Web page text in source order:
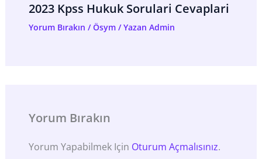
2023 Kpss Hukuk Sorulari Cevaplari
Yorum Bırakın /Ösym/ Yazan Admin
Yorum Bırakın
Yorum Yapabilmek Için Oturum Açmalısınız.